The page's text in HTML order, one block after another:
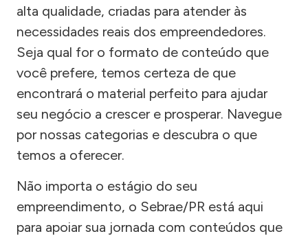
alta qualidade, criadas para atender às
necessidades reais dos empreendedores.
Seja qual for o formato de conteúdo que
você prefere, temos certeza de que
encontrará o material perfeito para ajudar
seu negócio a crescer e prosperar. Navegue
por nossas categorias e descubra o que
temos a oferecer.
Não importa o estágio do seu
empreendimento, o Sebrae/PR está aqui
para apoiar sua jornada com conteúdos que